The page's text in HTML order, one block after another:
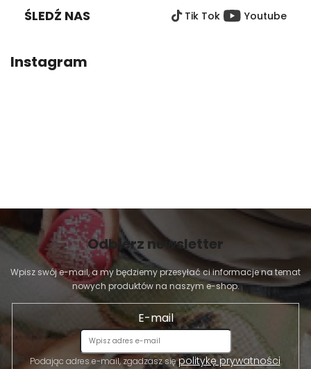
ŚLEDŹ NAS Tik Tok Youtube
Instagram
Odbierz newsletter
Wpisz swój e-mail, a my będziemy przesyłać ci informacje na temat
nowych produktów na naszym e-shop.
E-mail
Podając adres e-mail, zgadzasz siępolitykę prywatności.